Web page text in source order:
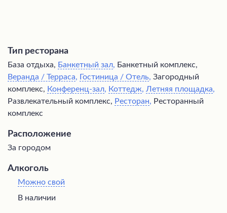
Тип ресторана
База отдыха, Банкетный зал, Банкетный комплекс,
Веранда / Терраса, Гостиница / Отель, Загородный
комплекс, Конференц-зал, Коттедж, Летняя площадка,
Развлекательный комплекс, Ресторан, Ресторанный
комплекс
Расположение
За городом
Алкоголь
Можно свой
В наличии